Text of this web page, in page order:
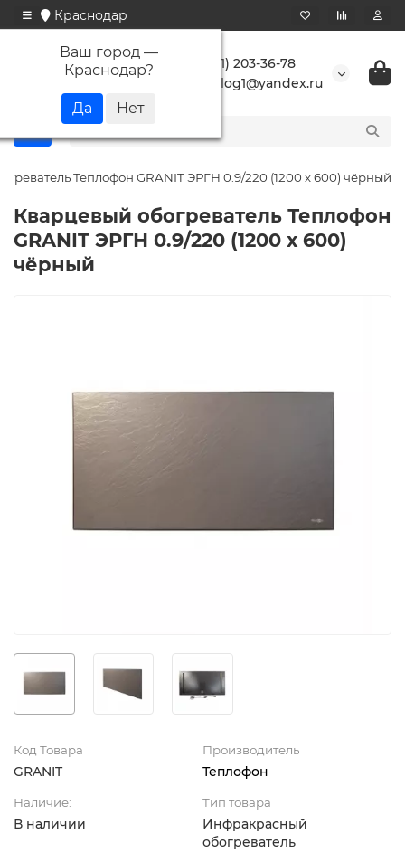
Краснодар
Ваш город —
Краснодар?
+7 (861) 203-36-78
buranlog1@yandex.ru
Теплофон GRANIT ЭРГН 0.9/220 (1200 х 600) чёрный
Кварцевый обогреватель Теплофон
GRANIT ЭРГН 0.9/220 (1200 х 600)
чёрный
Код Товара
GRANIT
Производитель
Теплофон
Наличие:
В наличии
Тип товара
Инфракрасный
обогреватель